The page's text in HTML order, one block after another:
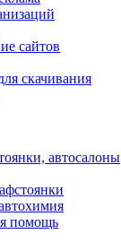
сайтов
скачивания
автосалоны
помощь